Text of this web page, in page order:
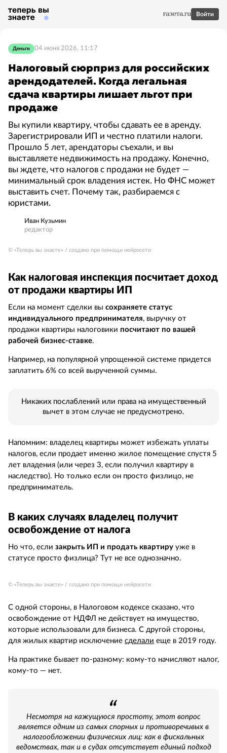
Войти
Деньги 04 июня 2026, 11:17
Налоговый сюрприз для российских
арендодателей. Когда легальная
сдача квартиры лишает льгот при
продаже
Вы купили квартиру, чтобы сдавать ее в аренду.
Зарегистрировали ИП и честно платили налоги.
Прошло 5 лет, арендаторы съехали, и вы
выставляете недвижимость на продажу. Конечно,
вы ждете, что налогов с продажи не будет —
минимальный срок владения истек. Но ФНС может
выставить счет. Почему так, разбираемся с
юристами.
Иван Кузьмин
редактор
© «Теперь вы знаете» / создано при помощи нейросети
Как налоговая инспекция посчитает доход
от продажи квартиры ИП
Если на момент сделки вы сохраняете статус
индивидуального предпринимателя, выручку от
продажи квартиры налоговики посчитают по вашей
рабочей бизнес-ставке.
Например, на популярной упрощенной системе придется
заплатить 6% со всей вырученной суммы.
Никаких послаблений или права на имущественный
вычет в этом случае не предусмотрено.
Напомним: владелец квартиры может избежать уплаты
налогов, если продает именно жилое помещение спустя 5
лет владения (или через 3, если получил квартиру в
наследство). Но только если он просто физлицо, не
предприниматель.
В каких случаях владелец получит
освобождение от налога
Но что, если закрыть ИП и продать квартиру уже в
статусе просто физлица? Тут не все однозначно.
© «Теперь вы знаете» / создано при помощи нейросети
С одной стороны, в Налоговом кодексе сказано, что
освобождение от НДФЛ не действует на имущество,
которые использовали для бизнеса. С другой стороны,
для жилых квартир исключение сделали еще в 2019 году.
На практике бывает по-разному: кому-то начисляют налог,
кому-то — нет.
Несмотря на кажущуюся простоту, этот вопрос
является одним из самых спорных и противоречивых в
налогообложении физических лиц: как в фискальных
ведомствах, так и в судах отсутствует единый подход